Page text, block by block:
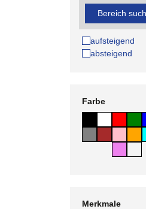
Bereich
aufsteigend
absteigend
Farbe
Merkmale